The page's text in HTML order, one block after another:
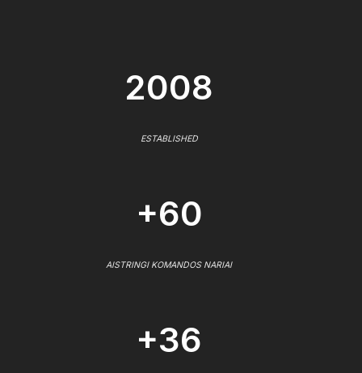
2008
ESTABLISHED
+60
AISTRINGI KOMANDOS NARIAI
+36